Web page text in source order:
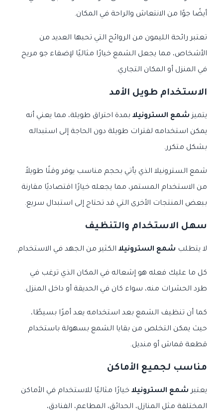
أيضًا جوًا من الانتعاش والراحة في المكان.
تعتبر رائحة الليمون من الروائح التي تحبها العديد من
الأشخاص، مما يجعل الشمع خيارًا مثاليًا لإضفاء جو مريح
في المنزل أو المكان التجاري.
الاستخدام طويل الأمد
يتميزشمع السترونيلا بمدة احتراق طويلة، مما يعني أنه
يمكن استخدامه لفترات طويلة دون الحاجة إلى استبداله
بشكل متكرر.
شمع السترونيلا الذي يأتي بحجم مناسب يوفر وقتًا طويلاً
من الاستخدام المستمر، مما يجعله خيارًا اقتصاديًا مقارنة
ببعض المنتجات الأخرى التي قد تحتاج إلى استبدال سريع.
سهل الاستخدام والتنظيف
لا يتطلب شمع السترونيلا الكثير من الجهد في الاستخدام.
كل ما عليك فعله هو إشعاله في المكان الذي ترغب في
طرد الحشرات منه، سواء كان في الحديقة أو داخل المنزل.
كما أن تنظيف الشمع بعد استخدامه يعد أمرًا بسيطًا،
حيث يمكن التخلص من بقايا الشمع بسهولة باستخدام
قطعة قماش أو منديل.
مناسب لجميع الأماكن
يعتبر شمع السترونيلا خيارًا مثاليًا للاستخدام في الأماكن
المختلفة مثل المنازل، الحدائق، المطاعم، الفنادق،